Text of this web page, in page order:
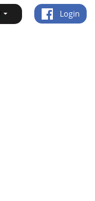
Login